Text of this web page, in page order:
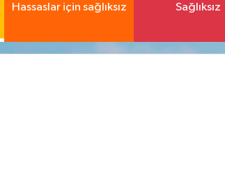
Hassaslar için sağlıksız Sağlıksız